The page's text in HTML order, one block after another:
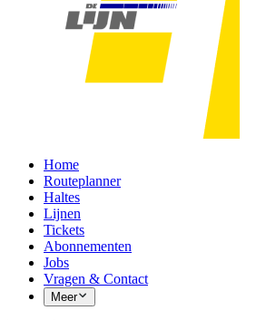
Home
Routeplanner
Haltes
Lijnen
Tickets
Abonnementen
Jobs
Vragen & Contact
Meer